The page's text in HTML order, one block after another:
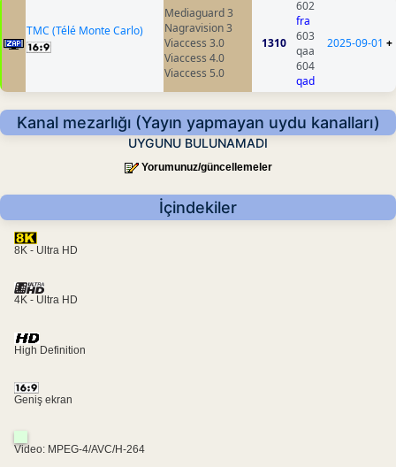
TMC (Télé Monte Carlo)
Mediaguard 3
Nagravision 3
Viaccess 3.0
Viaccess 4.0
Viaccess 5.0
1310
602
fra
603
qaa
604
qad
2025-09-01 +
Kanal mezarlığı (Yayın yapmayan uydu kanalları)
UYGUNU BULUNAMADI
Yorumunuz/güncellemeler
İçindekiler
8K - Ultra HD
4K - Ultra HD
High Definition
Geniş ekran
Video: MPEG-4/AVC/H-264